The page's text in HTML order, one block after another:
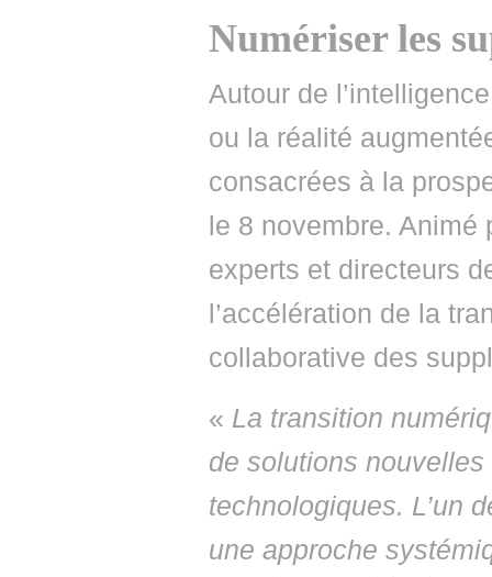
Numériser les
Autour de
ou la réalité
consacrées à la
le 8 novembre. Animé
experts et directeurs
l’accélération de la
collaborative des
« La transition
de solutions nouvelles
technologiques. L’un
une approche